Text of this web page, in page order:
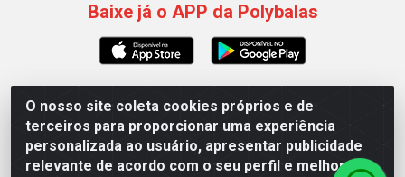
O nosso site coleta cookies próprios e de
terceiros para proporcionar uma experiência
personalizada ao usuário, apresentar publicidade
relevante de acordo com o seu perfil e melhorar a
Baixe já o APP da Polybalas
Polybalas - Rua João Miguel de Souza, 173 Galpão B -
Ernesto Geisel, João Pessoa/PB - CEP 58.075-075 - CNPJ
00.909.327/0002-61